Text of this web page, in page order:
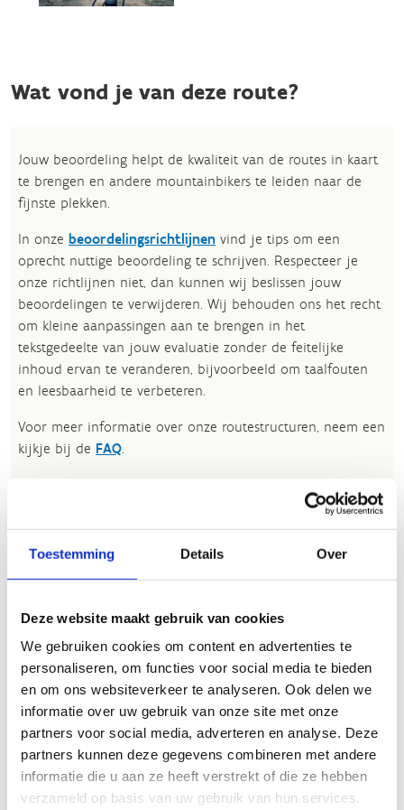
Toestemming Details Over
Deze website maakt gebruik van cookies
We gebruiken cookies om content en advertenties te
personaliseren, om functies voor social media te bieden
en om ons websiteverkeer te analyseren. Ook delen we
informatie over uw gebruik van onze site met onze
partners voor social media, adverteren en analyse. Deze
partners kunnen deze gegevens combineren met andere
informatie die u aan ze heeft verstrekt of die ze hebben
verzameld op basis van uw gebruik van hun services.
Wat vond je van deze route?
Jouw beoordeling helpt de kwaliteit van de routes in kaart
te brengen en andere mountainbikers te leiden naar de
fijnste plekken.
In onze beoordelingsrichtlijnen vind je tips om een
oprecht nuttige beoordeling te schrijven. Respecteer je
onze richtlijnen niet, dan kunnen wij beslissen jouw
beoordelingen te verwijderen. Wij behouden ons het recht
om kleine aanpassingen aan te brengen in het
tekstgedeelte van jouw evaluatie zonder de feitelijke
inhoud ervan te veranderen, bijvoorbeeld om taalfouten
en leesbaarheid te verbeteren.​
Voor meer informatie over onze routestructuren, neem een
kijkje bij de FAQ.
sportievevrijetijd@sport.vlaanderen
slecht goed
FYSIEKE INSPANNING
licht zwaar